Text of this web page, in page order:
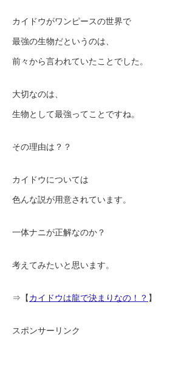
カイドウがワンピースの世界で
最強の生物だというのは、
前々から言われていたことでした。
大切なのは、
生物として最強ってことですね。
その理由は？？
カイドウについては
色んな説が用意されています。
一体ナニが正解なのか？
考えてみたいと思います。
⇒【カイドウは龍で決まりなの！？ 】
スポンサーリンク